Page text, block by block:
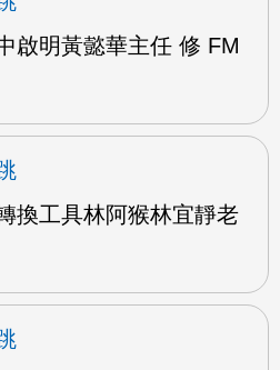
啟明黃懿華主任 修 FM
換工具林阿猴林宜靜老